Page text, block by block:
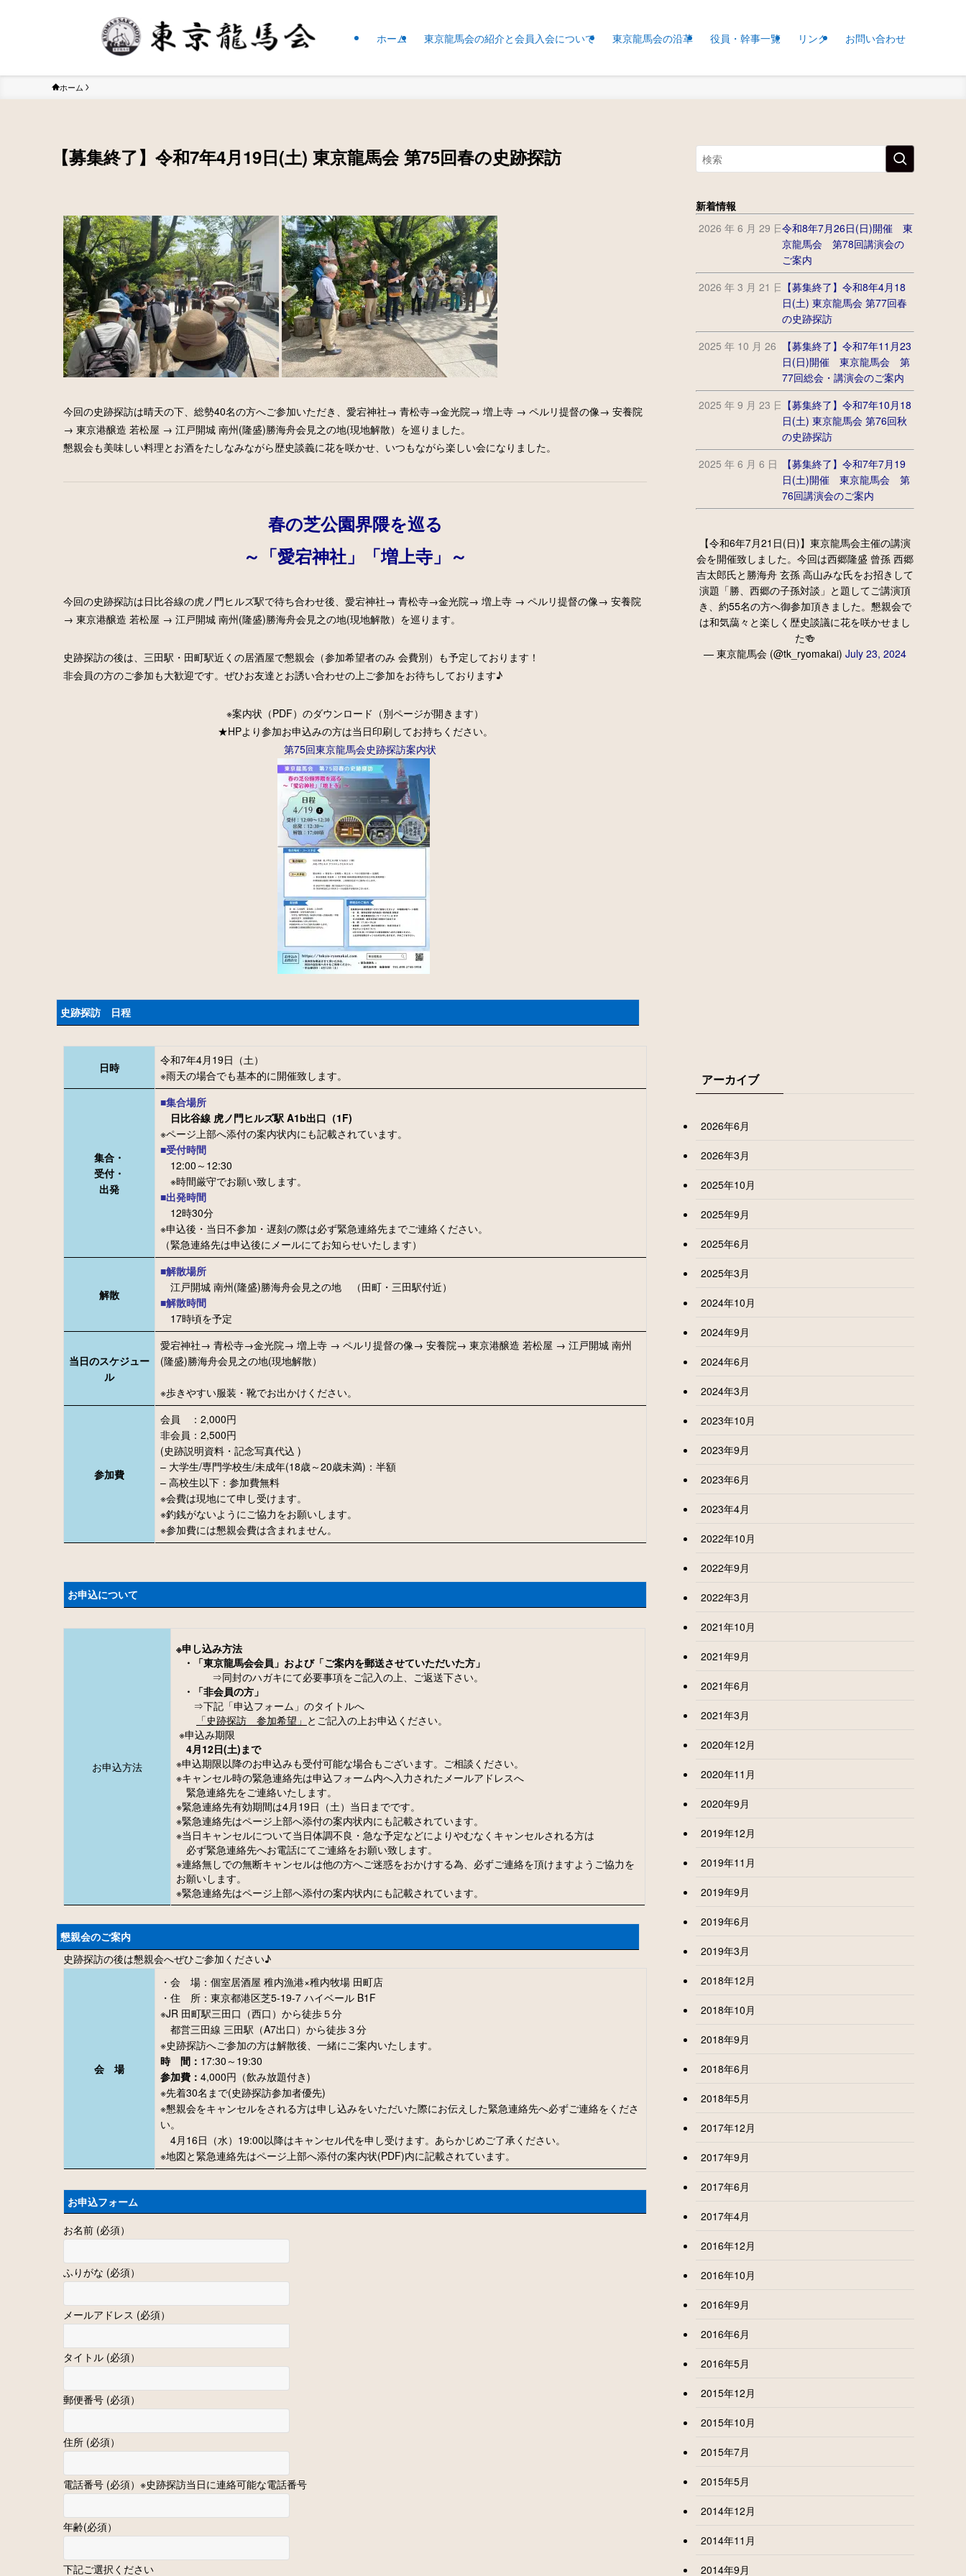
ホーム 東京龍馬会の紹介と会員入会について 東京龍馬会の沿革 役員・幹事一覧 リンク お問い合わせ
ホーム
【募集終了】令和7年4月19日(土) 東京龍馬会 第75回春の史跡探訪
今回の史跡探訪は晴天の下、総勢40名の方へご参加いただき、 愛宕神社→ 青松寺→金光院→ 増上寺 → ペルリ提督の像→ 安養院
→ 東京港醸造 若松屋 → 江戸開城 南州(隆盛)勝海舟会見之の地(現地解散）を巡りました。
懇親会も美味しい料理とお酒をたしなみながら歴史談義に花を咲かせ、いつもながら楽しい会になりました。
春の芝公園界隈を巡る
～「愛宕神社」「増上寺」～
今回の史跡探訪は日比谷線の虎ノ門ヒルズ駅で待ち合わせ後、愛宕神社→ 青松寺→金光院→ 増上寺 → ペルリ提督の像→ 安養院
→ 東京港醸造 若松屋 → 江戸開城 南州(隆盛)勝海舟会見之の地(現地解散） を巡ります。
史跡探訪の後は、三田駅・田町駅近くの居酒屋で懇親会（参加希望者のみ 会費別）も予定しております！
非会員の方のご参加も大歓迎です。ぜひお友達とお誘い合わせの上ご参加をお待ちしております♪
※案内状（PDF）のダウンロード（別ページが開きます）
★HPより参加お申込みの方は当日印刷してお持ちください。
第75回東京龍馬会史跡探訪案内状
史跡探訪 日程
日時
令和7年4月19日（土）
※雨天の場合でも基本的に開催致します。
集合・
受付・
出発
■集合場所
日比谷線 虎ノ門ヒルズ駅 A1b出口（1F)
※ページ上部へ添付の案内状内にも記載されています。
■受付時間
12:00～12:30
※時間厳守でお願い致します。
■出発時間
12時30分
※申込後・当日不参加・遅刻の際は必ず緊急連絡先までご連絡ください。
（緊急連絡先は申込後にメールにてお知らせいたします）
解散
■解散場所
江戸開城 南州(隆盛)勝海舟会見之の地 （田町・三田駅付近）
■解散時間
17時頃を予定
当日のスケジュー
ル
愛宕神社→ 青松寺→金光院→ 増上寺 → ペルリ提督の像→ 安養院→ 東京港醸造 若松屋 → 江戸開城 南州
(隆盛)勝海舟会見之の地(現地解散）
※歩きやすい服装・靴でお出かけください。
参加費
会員 ：2,000円
非会員：2,500円
(史跡説明資料・記念写真代込 )
– 大学生/専門学校生/未成年(18歳～20歳未満)：半額
– 高校生以下：参加費無料
※会費は現地にて申し受けます。
※釣銭がないようにご協力をお願いします。
※参加費には懇親会費は含まれません。
お申込について
お申込方法
※申し込み方法
・「東京龍馬会会員」および「ご案内を郵送させていただいた方」
⇒同封のハガキにて必要事項をご記入の上、ご返送下さい。
・「非会員の方」
⇒下記「申込フォーム」のタイトルへ
「史跡探訪 参加希望」 とご記入の上お申込ください。
※申込み期限
4月12日(土)まで
※申込期限以降のお申込みも受付可能な場合もございます。ご相談ください。
※キャンセル時の緊急連絡先は申込フォーム内へ入力されたメールアドレスへ
緊急連絡先をご連絡いたします。
※緊急連絡先有効期間は4月19日（土）当日までです。
※緊急連絡先はページ上部へ添付の案内状内にも記載されています。
※当日キャンセルについて当日体調不良・急な予定などによりやむなくキャンセルされる方は
必ず緊急連絡先へお電話にてご連絡をお願い致します。
※連絡無しでの無断キャンセルは他の方へご迷惑をおかけする為、必ずご連絡を頂けますようご協力を
お願いします。
※緊急連絡先はページ上部へ添付の案内状内にも記載されています。
懇親会のご案内
史跡探訪の後は懇親会へぜひご参加ください♪
会 場
・会 場： 個室居酒屋 稚内漁港×稚内牧場 田町店
・住 所： 東京都港区芝5-19-7 ハイベール B1F
※JR 田町駅三田口（西口）から徒歩５分
都営三田線 三田駅（A7出口）から徒歩３分
※史跡探訪へご参加の方は解散後、一緒にご案内いたします。
時 間： 17:30～19:30
参加費： 4,000円（飲み放題付き)
※先着30名まで(史跡探訪参加者優先)
※懇親会をキャンセルをされる方は申し込みをいただいた際にお伝えした緊急連絡先へ必ずご連絡をくださ
い。
4月16日（水）19:00以降はキャンセル代を申し受けます。あらかじめご了承ください。
※地図と緊急連絡先はページ上部へ添付の案内状(PDF)内に記載されています。
お申込フォーム
お名前 (必須）
ふりがな (必須）
メールアドレス (必須）
タイトル (必須）
郵便番号 (必須）
住所 (必須）
電話番号 (必須）※史跡探訪当日に連絡可能な電話番号
年齢(必須）
下記ご選択ください
新着情報
2026 年 6 月 29 日令和8年7月26日(日)開催 東
京龍馬会 第78回講演会の
ご案内
2026 年 3 月 21 日 【募集終了】令和8年4月18
日(土) 東京龍馬会 第77回春
の史跡探訪
2025 年 10 月 26 日【募集終了】令和7年11月23
日(日)開催 東京龍馬会 第
77回総会・講演会のご案内
2025 年 9 月 23 日 【募集終了】令和7年10月18
日(土) 東京龍馬会 第76回秋
の史跡探訪
2025 年 6 月 6 日
【募集終了】令和7年7月19
日(土)開催 東京龍馬会 第
76回講演会のご案内
【令和6年7月21日(日)】東京龍馬会主催の講演
会を開催致しました。今回は西郷隆盛 曾孫 西郷
吉太郎氏と勝海舟 玄孫 高山みな氏をお招きして
演題「勝、西郷の子孫対談」と題してご講演頂
き、約55名の方へ御参加頂きました。懇親会で
は和気藹々と楽しく歴史談議に花を咲かせまし
た🍻
— 東京龍馬会 (@tk_ryomakai) July 23, 2024
アーカイブ
2026年6月
2026年3月
2025年10月
2025年9月
2025年6月
2025年3月
2024年10月
2024年9月
2024年6月
2024年3月
2023年10月
2023年9月
2023年6月
2023年4月
2022年10月
2022年9月
2022年3月
2021年10月
2021年9月
2021年6月
2021年3月
2020年12月
2020年11月
2020年9月
2019年12月
2019年11月
2019年9月
2019年6月
2019年3月
2018年12月
2018年10月
2018年9月
2018年6月
2018年5月
2017年12月
2017年9月
2017年6月
2017年4月
2016年12月
2016年10月
2016年9月
2016年6月
2016年5月
2015年12月
2015年10月
2015年7月
2015年5月
2014年12月
2014年11月
2014年9月